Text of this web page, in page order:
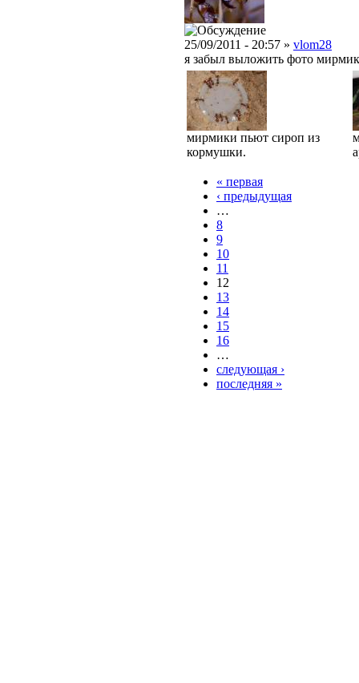
25/09/2011 - 20:57 » vlom28
я забыл выложить фото
мирмики пьют сироп из
кормушки.
« первая
‹ предыдущая
…
8
9
10
11
12
13
14
15
16
…
следующая ›
последняя »